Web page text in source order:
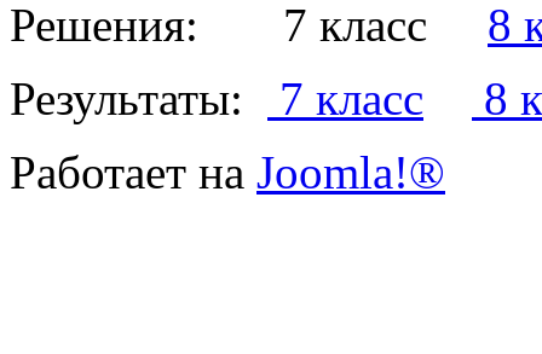
Решения: 7 класс 8
Результаты:
7 класс
8
Работает на Joomla!®